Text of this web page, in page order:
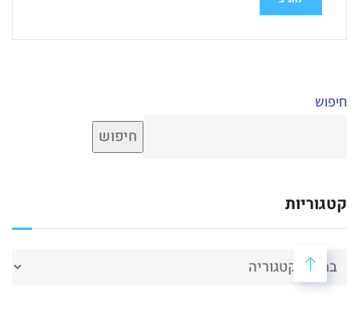
חיפוש
חיפוש
קטגוריות